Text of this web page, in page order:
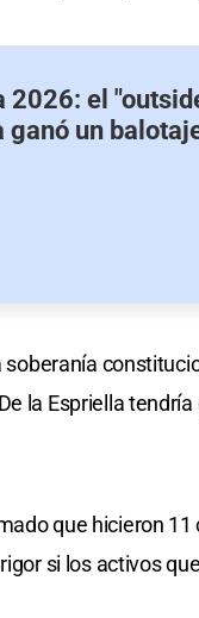
2026: el
ganó un
la Espriella
que hicieron
si los activos